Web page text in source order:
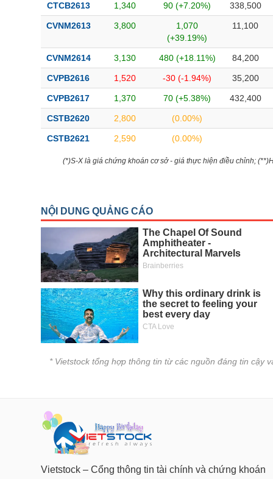
CTCB2613 1,340 90 (+7.20%) 338,500
CVNM2613 3,800
1,070
(+39.19%)
11,100
CVNM2614 3,130 480 (+18.11%) 84,200
CVPB2616 1,520 -30 (-1.94%) 35,200
CVPB2617 1,370 70 (+5.38%) 432,400
CSTB2620 2,800 (0.00%)
CSTB2621 2,590 (0.00%)
(*)S-X là giá chứng khoán cơ sở - giá thực hiện điều chỉnh;
* Vietstock tổng hợp thông tin từ các nguồn đáng tin cậy
Vietstock – Cổng thông tin tài chính và chứng khoán